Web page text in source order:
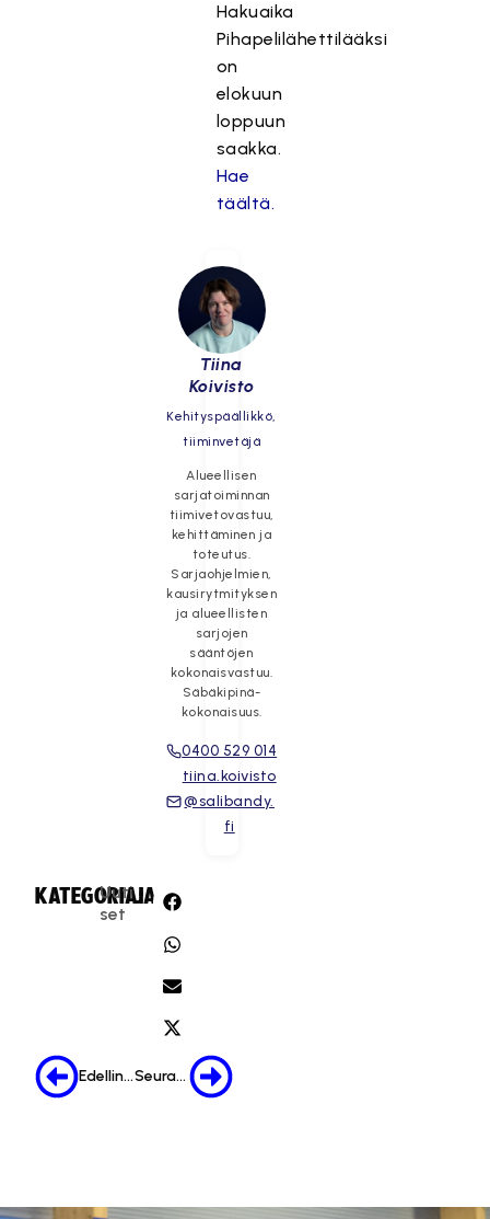
Hakuaika
Pihapelilähettilääksi
on
elokuun
loppuun
saakka.
Hae
täältä.
Tiina
Koivisto
Kehityspäällikkö,
tiiminvetäjä
Alueellisen
sarjatoiminnan
tiimivetovastuu,
kehittäminen ja
toteutus.
Sarjaohjelmien,
kausirytmityksen
ja alueellisten
sarjojen
sääntöjen
kokonaisvastuu.
Säbäkipinä-
kokonaisuus.
0400 529 014
tiina.koivisto
@salibandy.
fi
KATEGORIA:
Uuti
set
JAA:
Edellinen Seuraava